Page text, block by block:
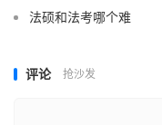
法硕和法考哪个难
评论 抢沙发